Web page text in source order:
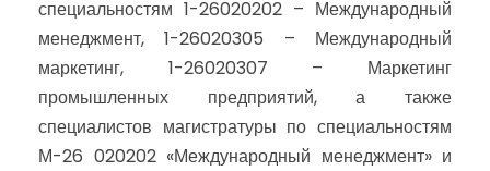
специальностям 1-26020202 – Международный
менеджмент, 1-26020305 – Международный
маркетинг, 1-26020307 – Маркетинг
промышленных предприятий, а также
специалистов магистратуры по специальностям
М-26 020202 «Международный менеджмент» и